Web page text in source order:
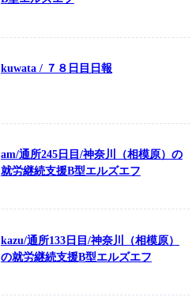
kuwata / ７８日目日報
am/通所245日目/神奈川（相模原）の
就労継続支援B型エルズエフ
kazu/通所133日目/神奈川（相模原）
の就労継続支援B型エルズエフ